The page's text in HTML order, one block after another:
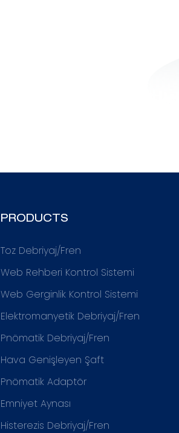
PRODUCTS
Toz Debriyaj/Fren
Web Rehberi Kontrol Sistemi
Web Gerginlik Kontrol Sistemi
Elektromanyetik Debriyaj/Fren
Pnömatik Debriyaj/Fren
Hava Genişleyen Şaft
Pnömatik Adaptör
Emniyet Aynası
Histerezis Debriyaj/Fren